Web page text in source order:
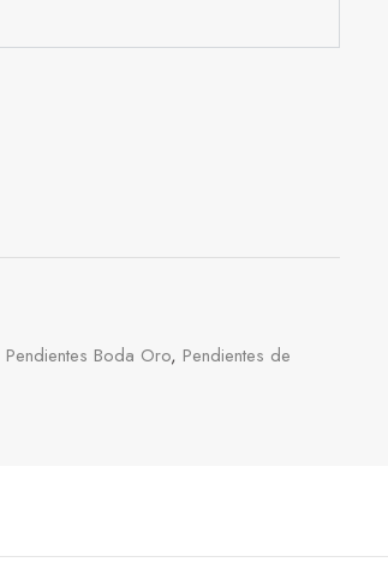
Pendientes Boda Oro, Pendientes de